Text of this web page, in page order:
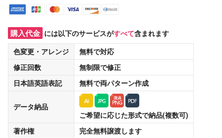
購入代金 には以下のサービスがすべて含まれます
色変更・アレンジ
無料で対応
修正回数
無制限で修正
日本語英語表記
無料で両パターン作成
データ納品
ご希望に応じた形式で納品(複数可)
著作権
完全無料譲渡します